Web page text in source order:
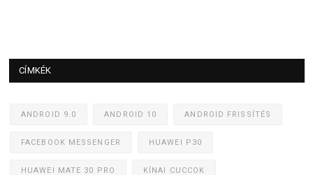
CÍMKÉK
ANDROID 9.0 ANDROID 10 ANDROID FRISSÍTÉS
FACEBOOK MESSENGER HUAWEI P30
HUAWEI MATE 30 PRO KÍNAI CUCCOK